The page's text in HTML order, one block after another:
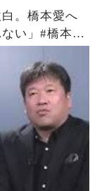
。橋本愛へ
い」#橋本愛